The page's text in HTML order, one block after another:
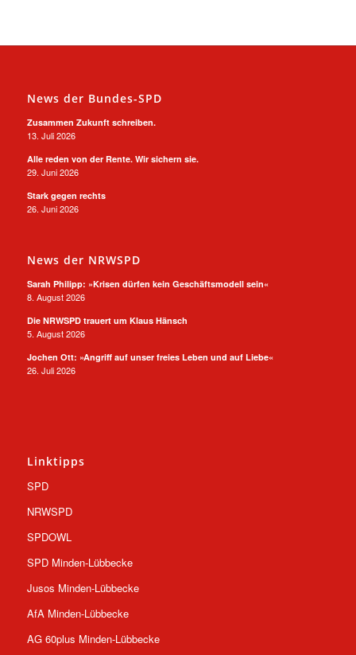
News der Bundes-SPD
Zusammen Zukunft schreiben.
13. Juli 2026
Alle reden von der Rente. Wir sichern sie.
29. Juni 2026
Stark gegen rechts
26. Juni 2026
News der NRWSPD
Sarah Philipp: »Krisen dürfen kein Geschäftsmodell sein«
8. August 2026
Die NRWSPD trauert um Klaus Hänsch
5. August 2026
Jochen Ott: »Angriff auf unser freies Leben und auf Liebe«
26. Juli 2026
Linktipps
SPD
NRWSPD
SPDOWL
SPD Minden-Lübbecke
Jusos Minden-Lübbecke
AfA Minden-Lübbecke
AG 60plus Minden-Lübbecke